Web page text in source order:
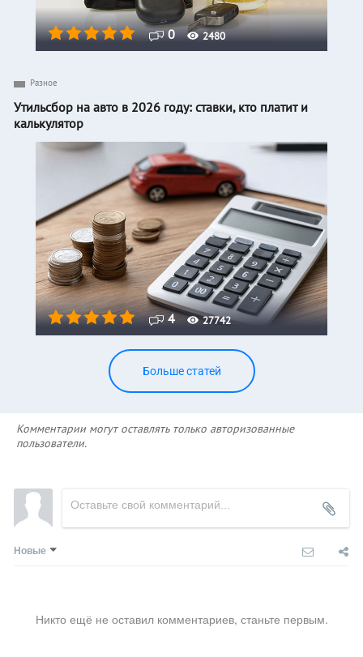
0 2480
4 27742
Разное
Утильсбор на авто в 2026 году: ставки, кто платит и
калькулятор
Больше статей
Комментарии могут оставлять только авторизованные
пользователи.
Новые
Никто ещё не оставил комментариев, станьте первым.